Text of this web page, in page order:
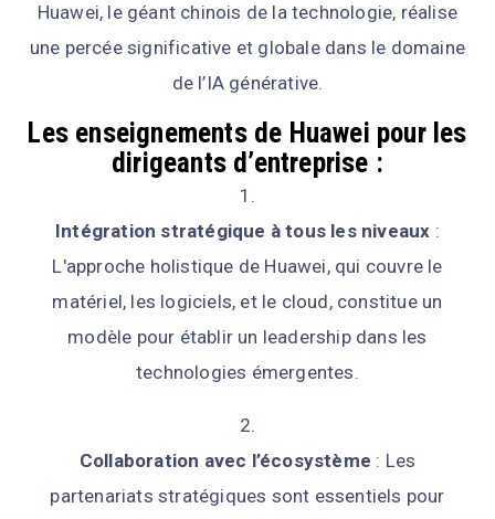
Huawei, le géant chinois de la technologie, réalise
une percée significative et globale dans le domaine
de l’IA générative.
Les enseignements de Huawei pour les
dirigeants d’entreprise :
Intégration stratégique à tous les niveaux :
L'approche holistique de Huawei, qui couvre le
matériel, les logiciels, et le cloud, constitue un
modèle pour établir un leadership dans les
technologies émergentes.
Collaboration avec l’écosystème : Les
partenariats stratégiques sont essentiels pour